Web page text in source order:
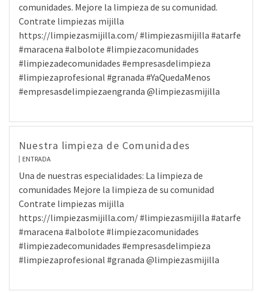
comunidades. Mejore la limpieza de su comunidad.
Contrate limpiezas mijilla
https://limpiezasmijilla.com/ #limpiezasmijilla #atarfe
#maracena #albolote #limpiezacomunidades
#limpiezadecomunidades #empresasdelimpieza
#limpiezaprofesional #granada #YaQuedaMenos
#empresasdelimpiezaengranda @limpiezasmijilla
Nuestra limpieza de Comunidades
ENTRADA
Una de nuestras especialidades: La limpieza de
comunidades Mejore la limpieza de su comunidad
Contrate limpiezas mijilla
https://limpiezasmijilla.com/ #limpiezasmijilla #atarfe
#maracena #albolote #limpiezacomunidades
#limpiezadecomunidades #empresasdelimpieza
#limpiezaprofesional #granada @limpiezasmijilla